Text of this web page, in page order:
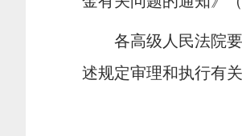
各高级人民法院要
述规定审理和执行有